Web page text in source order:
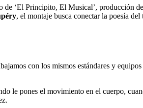
de ‘El Principito, El Musical’, producción de
, el montaje busca conectar la poesía
con los mismos estándares y
le pones el movimiento en el cuerpo,